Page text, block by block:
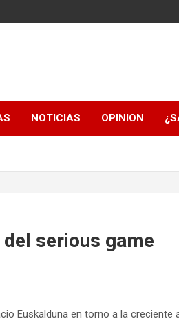
NOTICIAS OPINION
serious game
Euskalduna en torno a la